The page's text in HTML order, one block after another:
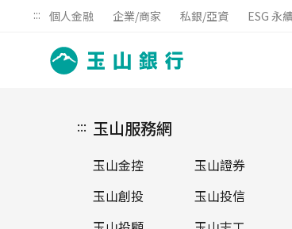
::: 個人金融 企業/商家 私銀/亞資 ESG 永
::: 玉山服務網
玉山金控
玉山證券
玉山創投
玉山投信